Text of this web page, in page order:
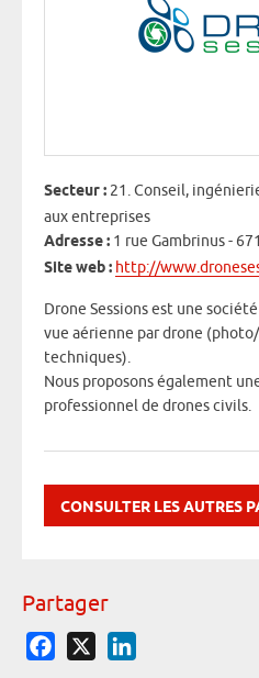
Secteur : 21. Conseil,
aux entreprises
Adresse : 1 rue Gambrinus -
Site web : http://
Drone Sessions est une
vue aérienne par drone
techniques).
Nous proposons également
professionnel de drones civils.
CONSULTER LES AUTRES
Partager
Facebook